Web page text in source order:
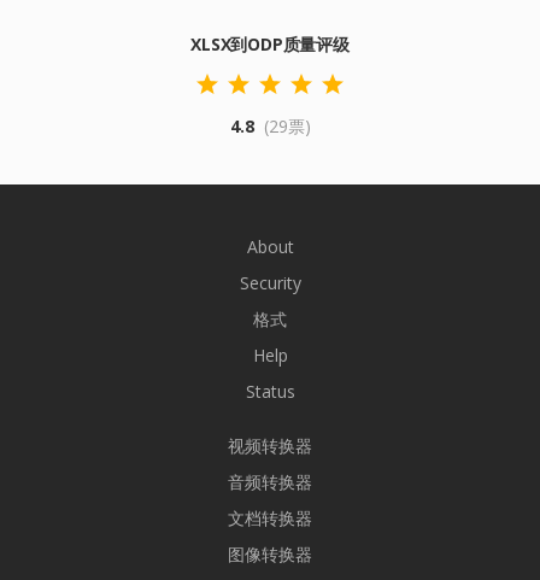
XLSX到ODP质量评级
4.8 (29票)
About
Security
格式
Help
Status
视频转换器
音频转换器
文档转换器
图像转换器